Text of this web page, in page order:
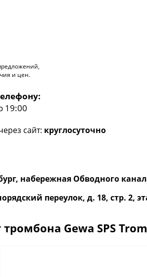
и цен.
19:00
сайт: круглосуточно
набережная Обводного
переулок, д. 18, стр.
Gewa SPS